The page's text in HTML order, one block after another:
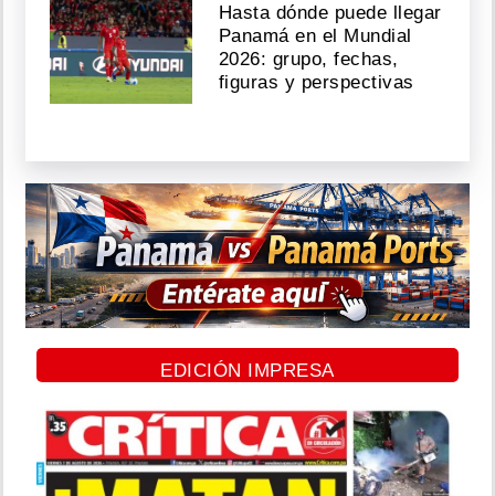
Hasta dónde puede llegar
Panamá en el Mundial
2026: grupo, fechas,
figuras y perspectivas
EDICIÓN IMPRESA